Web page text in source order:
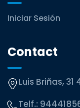
Iniciar Sesión
Contact
Luis Briñas, 31
Telf.: